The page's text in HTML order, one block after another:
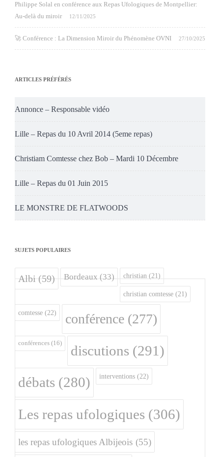
Philippe Solal en conférence aux Repas Ufologiques de Montpellier:
Au-delà du miroir
12/11/2025
🚀 Conférence : La Dimension Miroir du Phénomène OVNI 27/10/2025
ARTICLES PRÉFÉRÉS
Annonce – Responsable vidéo
Lille – Repas du 10 Avril 2014 (5eme repas)
Christiam Comtesse chez Bob – Mardi 10 Décembre
Lille – Repas du 01 Juin 2015
LE MONSTRE DE FLATWOODS
SUJETS POPULAIRES
Albi(59) Bordeaux(33) christian (21)
christian comtesse (21)
comtesse (22) conférence (277)
conférences (16) discutions (291)
débats (280) interventions (22)
Les repas ufologiques (306)
les repas ufologiques Albijeois (55)